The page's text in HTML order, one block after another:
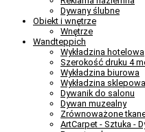
Dywany ślubne
Obiekt i wnętrze
Wnętrze
Wandteppich
Wykładzina hotelowa
Szerokość druku 4
Wykładzina biurowa
Wykładzina sklepowa
Dywanik do salonu
Dywan muzealny
Zrównoważone
ArtCarpet - Sztuka -